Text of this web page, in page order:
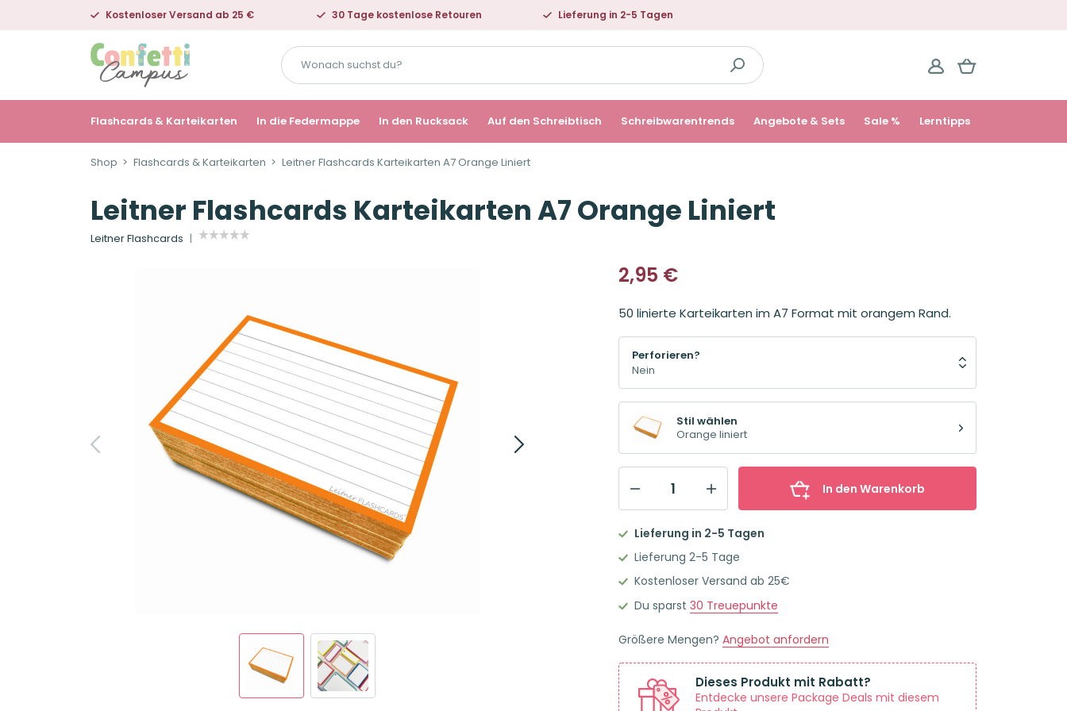
Kostenloser Versand ab 25 € 30 Tage kostenlose Retouren Lieferung in 2-5 Tagen
Wonach
suchst
du?
Flashcards & Karteikarten In die Federmappe In den Rucksack Auf den Schreibtisch Schreibwarentrends Angebote & Sets Sale % Lerntipps
Shop Flashcards & Karteikarten Leitner Flashcards Karteikarten A7 Orange Liniert
Leitner Flashcards Karteikarten A7 Orange Liniert
Leitner Flashcards
2,95 €
50 linierte Karteikarten im A7 Format mit orangem Rand.
Perforieren?
Stil wählen
Orange liniert
Karteikarten
A7
Orange
Liniert
In den Warenkorb
Lieferung in 2-5 Tagen
Lieferung 2-5 Tage
Kostenloser Versand ab 25€
Du sparst 30 Treuepunkte
Größere Mengen? Angebot anfordern
Dieses Produkt mit Rabatt?
Entdecke unsere Package Deals mit diesem